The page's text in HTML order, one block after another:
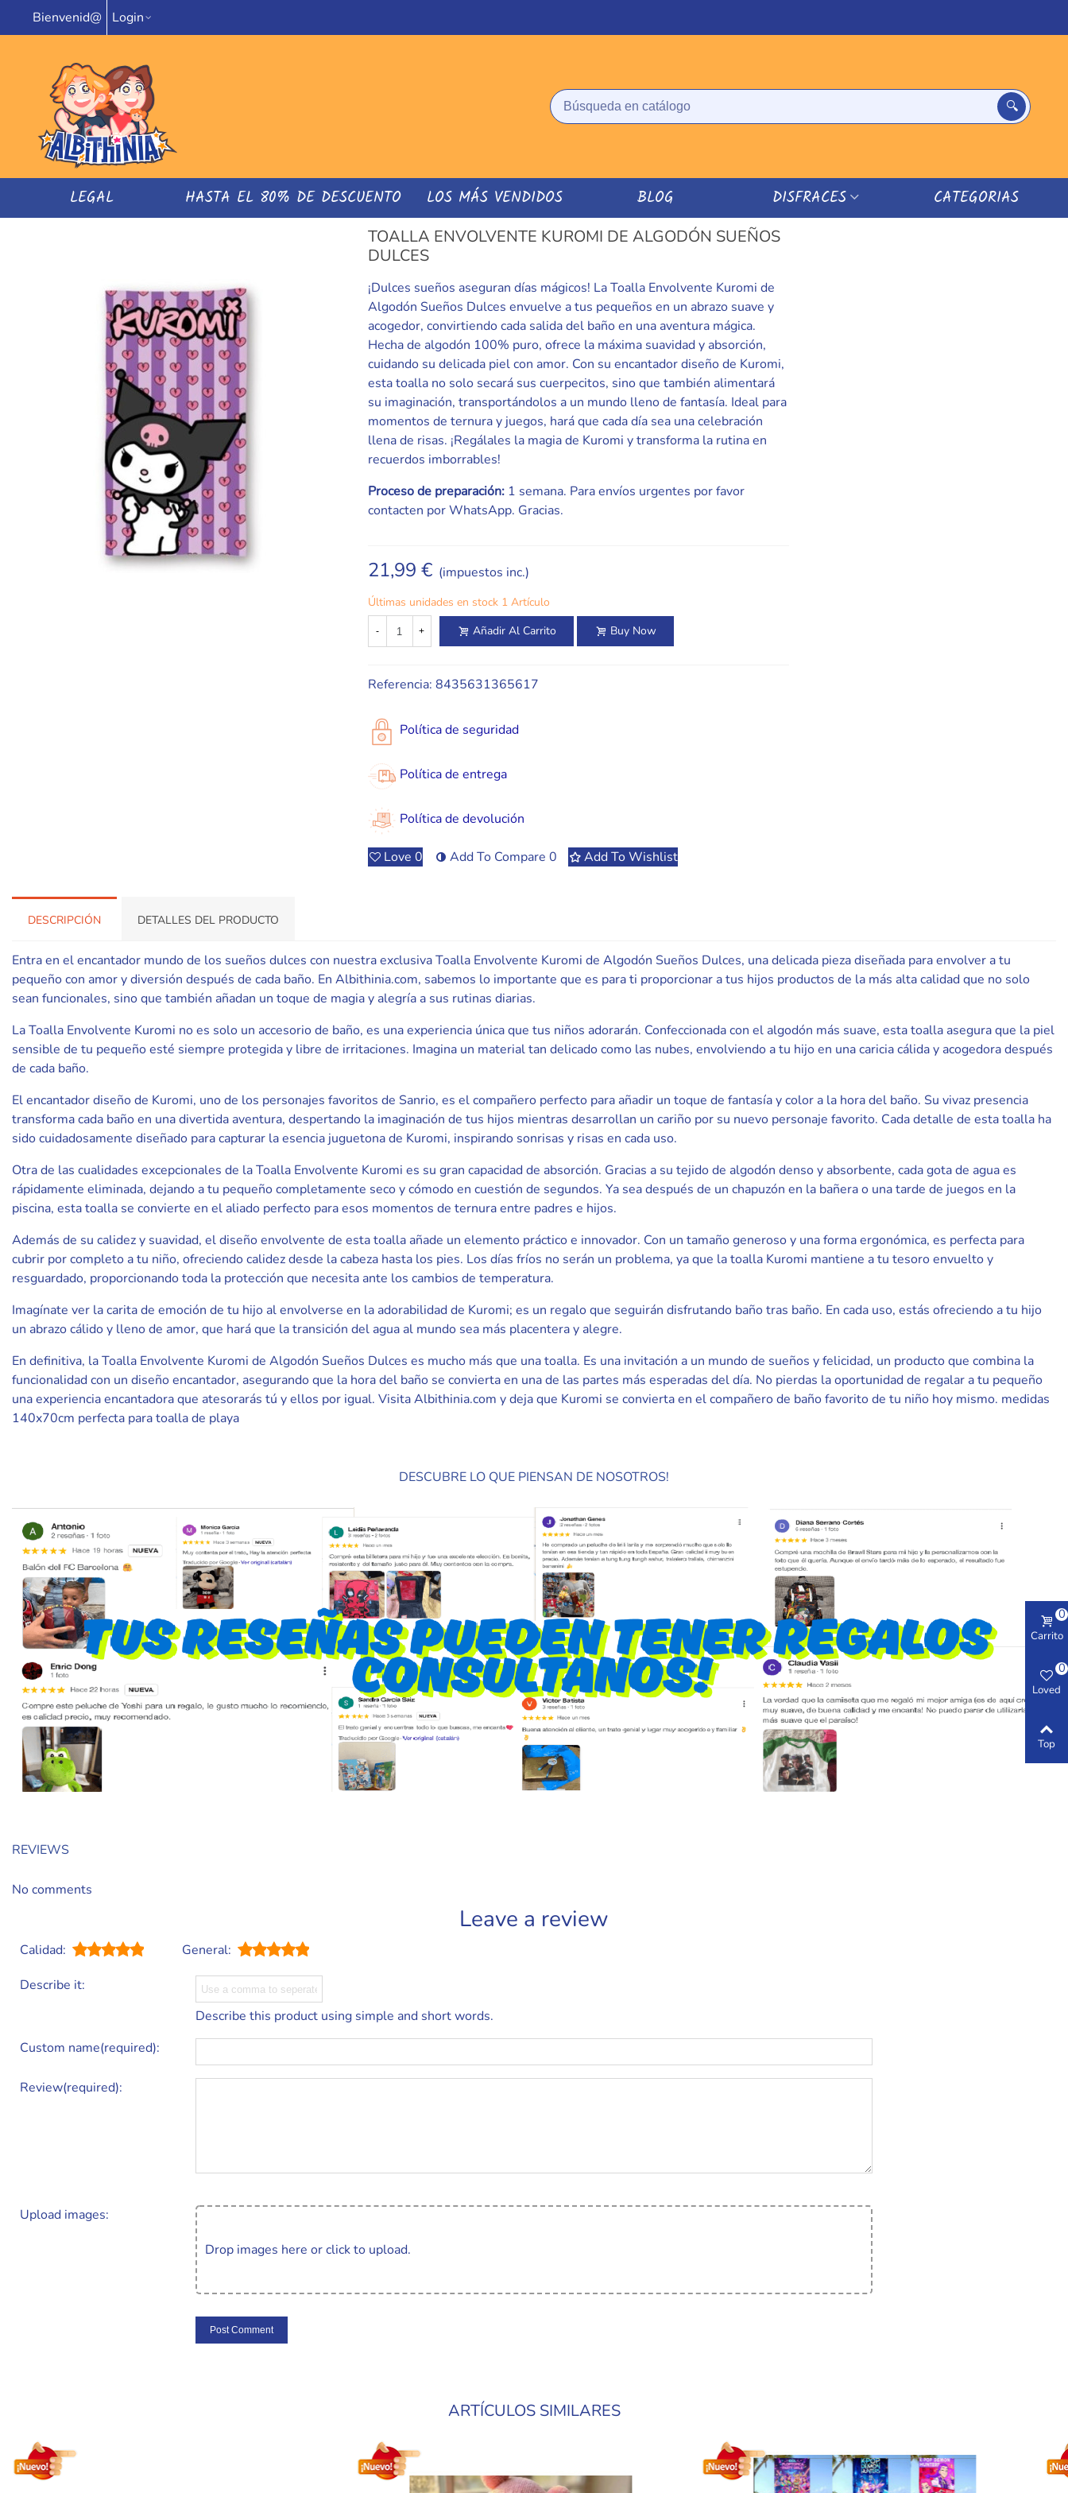
Bienvenid@ Login
LEGAL HASTA EL 80% DE DESCUENTO LOS MÁS VENDIDOS BLOG DISFRACES CATEGORIAS
TOALLA ENVOLVENTE KUROMI DE ALGODÓN SUEÑOS
DULCES
¡Dulces sueños aseguran días mágicos! La Toalla Envolvente Kuromi de
Algodón Sueños Dulces envuelve a tus pequeños en un abrazo suave y
acogedor, convirtiendo cada salida del baño en una aventura mágica.
Hecha de algodón 100% puro, ofrece la máxima suavidad y absorción,
cuidando su delicada piel con amor. Con su encantador diseño de Kuromi,
esta toalla no solo secará sus cuerpecitos, sino que también alimentará
su imaginación, transportándolos a un mundo lleno de fantasía. Ideal para
momentos de ternura y juegos, hará que cada día sea una celebración
llena de risas. ¡Regálales la magia de Kuromi y transforma la rutina en
recuerdos imborrables!
Proceso de preparación:1 semana. Para envíos urgentes por favor
contacten por WhatsApp. Gracias.
21,99 € (impuestos inc.)
Últimas unidades en stock 1 Artículo
- + Añadir Al Carrito Buy Now
Referencia: 8435631365617
Política de seguridad
Política de entrega
Política de devolución
Love 0 Add To Compare 0 Add To Wishlist
DESCRIPCIÓN DETALLES DEL PRODUCTO
Entra en el encantador mundo de los sueños dulces con nuestra exclusiva Toalla Envolvente Kuromi de Algodón Sueños Dulces, una delicada pieza diseñada para envolver a tu
pequeño con amor y diversión después de cada baño. En Albithinia.com, sabemos lo importante que es para ti proporcionar a tus hijos productos de la más alta calidad que no solo
sean funcionales, sino que también añadan un toque de magia y alegría a sus rutinas diarias.
La Toalla Envolvente Kuromi no es solo un accesorio de baño, es una experiencia única que tus niños adorarán. Confeccionada con el algodón más suave, esta toalla asegura que la piel
sensible de tu pequeño esté siempre protegida y libre de irritaciones. Imagina un material tan delicado como las nubes, envolviendo a tu hijo en una caricia cálida y acogedora después
de cada baño.
El encantador diseño de Kuromi, uno de los personajes favoritos de Sanrio, es el compañero perfecto para añadir un toque de fantasía y color a la hora del baño. Su vivaz presencia
transforma cada baño en una divertida aventura, despertando la imaginación de tus hijos mientras desarrollan un cariño por su nuevo personaje favorito. Cada detalle de esta toalla ha
sido cuidadosamente diseñado para capturar la esencia juguetona de Kuromi, inspirando sonrisas y risas en cada uso.
Otra de las cualidades excepcionales de la Toalla Envolvente Kuromi es su gran capacidad de absorción. Gracias a su tejido de algodón denso y absorbente, cada gota de agua es
rápidamente eliminada, dejando a tu pequeño completamente seco y cómodo en cuestión de segundos. Ya sea después de un chapuzón en la bañera o una tarde de juegos en la
piscina, esta toalla se convierte en el aliado perfecto para esos momentos de ternura entre padres e hijos.
Además de su calidez y suavidad, el diseño envolvente de esta toalla añade un elemento práctico e innovador. Con un tamaño generoso y una forma ergonómica, es perfecta para
cubrir por completo a tu niño, ofreciendo calidez desde la cabeza hasta los pies. Los días fríos no serán un problema, ya que la toalla Kuromi mantiene a tu tesoro envuelto y
resguardado, proporcionando toda la protección que necesita ante los cambios de temperatura.
Imagínate ver la carita de emoción de tu hijo al envolverse en la adorabilidad de Kuromi; es un regalo que seguirán disfrutando baño tras baño. En cada uso, estás ofreciendo a tu hijo
un abrazo cálido y lleno de amor, que hará que la transición del agua al mundo sea más placentera y alegre.
En definitiva, la Toalla Envolvente Kuromi de Algodón Sueños Dulces es mucho más que una toalla. Es una invitación a un mundo de sueños y felicidad, un producto que combina la
funcionalidad con un diseño encantador, asegurando que la hora del baño se convierta en una de las partes más esperadas del día. No pierdas la oportunidad de regalar a tu pequeño
una experiencia encantadora que atesorarás tú y ellos por igual. Visita Albithinia.com y deja que Kuromi se convierta en el compañero de baño favorito de tu niño hoy mismo. medidas
140x70cm perfecta para toalla de playa
DESCUBRE LO QUE PIENSAN DE NOSOTROS!
REVIEWS
No comments
Leave a review
Calidad:
General:
Describe it:
Describe this product using simple and short words.
Custom name(required):
Review(required):
Upload images:
Drop images here or click to upload.
ARTÍCULOS SIMILARES
Carrito
0
Loved
0
Top